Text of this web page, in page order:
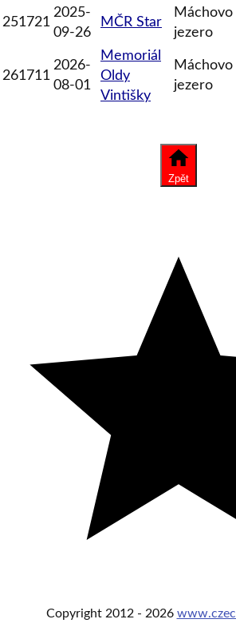
251721
2025-
09-26
MČR Star
Máchovo
jezero
261711
2026-
08-01
Memoriál
Oldy
Vintišky
Máchovo
jezero
Zpět
Copyright 2012 - 2026